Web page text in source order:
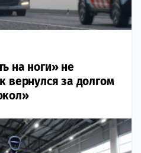
на ноги» не
вернулся за долгом